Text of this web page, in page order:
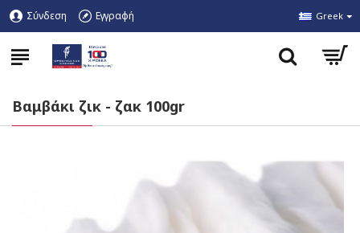
Σύνδεση Εγγραφή Greek
Βαμβάκι ζικ - ζακ 100gr